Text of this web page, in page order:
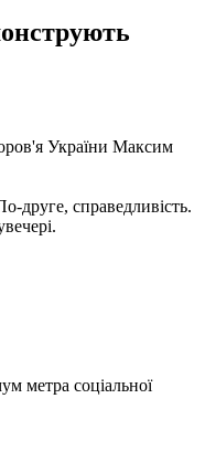
України Максим
друге, справедливість.
метра соціальної